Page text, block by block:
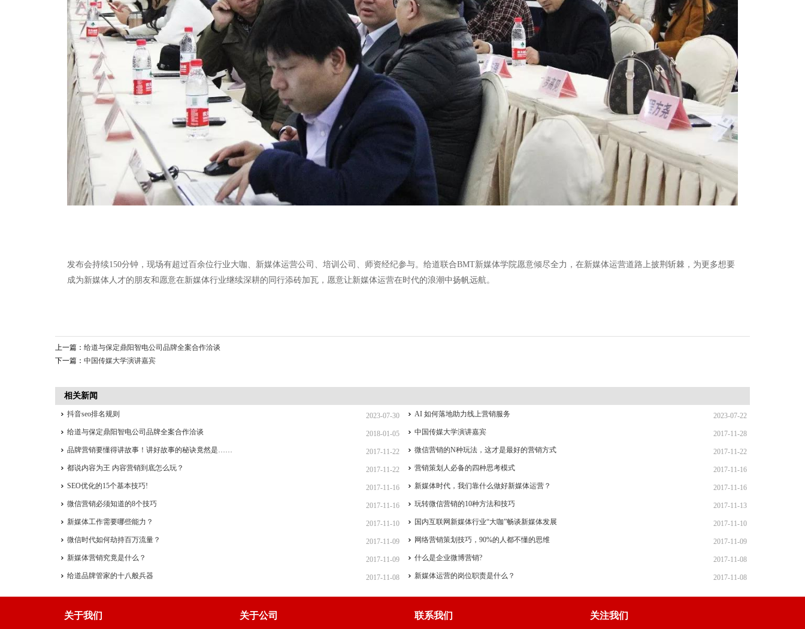
发布会持续150分钟，现场有超过百余位行业大咖、新媒体运营公司、培训公司、师资经纪参与。给道联合BMT新媒体学院愿意倾尽全力，在新媒体运营道路上披荆斩棘，为更多想要
成为新媒体人才的朋友和愿意在新媒体行业继续深耕的同行添砖加瓦，愿意让新媒体运营在时代的浪潮中扬帆远航。
上一篇： 给道与保定鼎阳智电公司品牌全案合作洽谈
下一篇： 中国传媒大学演讲嘉宾
相关新闻
2023-07-30
抖音seo排名规则 2023-07-22
AI 如何落地助力线上营销服务
2018-01-05
给道与保定鼎阳智电公司品牌全案合作洽谈 2017-11-28
中国传媒大学演讲嘉宾
2017-11-22
品牌营销要懂得讲故事！讲好故事的秘诀竟然是…… 2017-11-22
微信营销的N种玩法，这才是最好的营销方式
2017-11-22
都说内容为王 内容营销到底怎么玩？ 2017-11-16
营销策划人必备的四种思考模式
2017-11-16
SEO优化的15个基本技巧! 2017-11-16
新媒体时代，我们靠什么做好新媒体运营？
2017-11-16
微信营销必须知道的8个技巧 2017-11-13
玩转微信营销的10种方法和技巧
2017-11-10
新媒体工作需要哪些能力？ 2017-11-10
国内互联网新媒体行业“大咖”畅谈新媒体发展
2017-11-09
微信时代如何劫持百万流量？ 2017-11-09
网络营销策划技巧，90%的人都不懂的思维
2017-11-09
新媒体营销究竟是什么？ 2017-11-08
什么是企业微博营销?
2017-11-08
给道品牌管家的十八般兵器 2017-11-08
新媒体运营的岗位职责是什么？
关于我们 关于公司 联系我们 关注我们